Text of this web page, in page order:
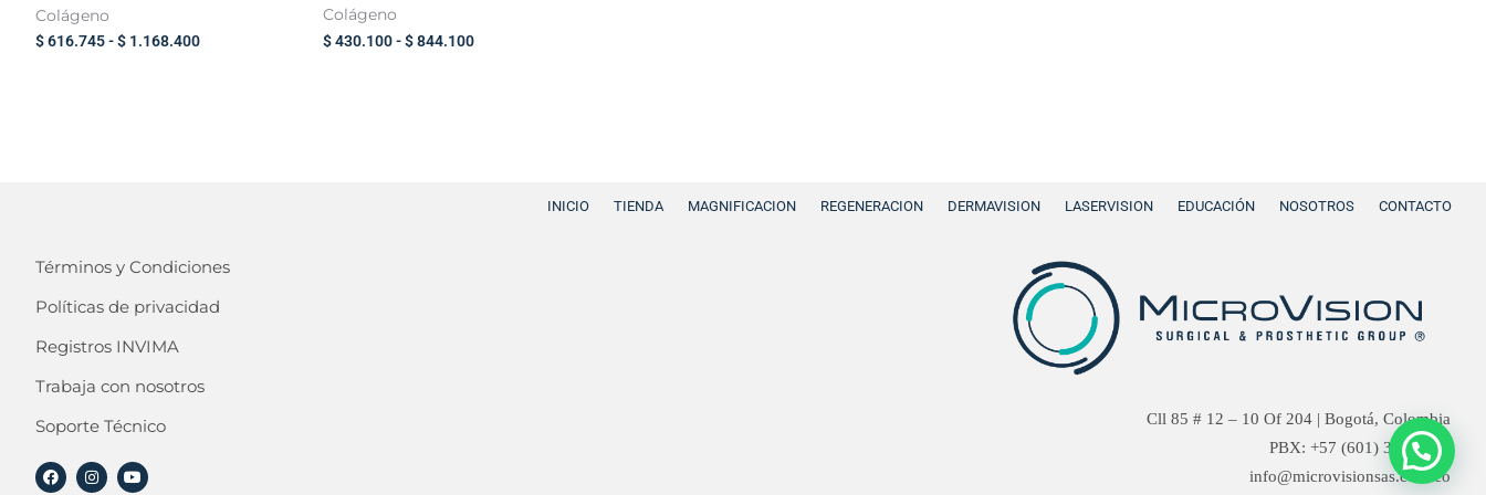
Colágeno
$616.745-$ 1.168.400
Colágeno
$430.100-$844.100
INICIO TIENDA MAGNIFICACION REGENERACION DERMAVISION LASERVISION EDUCACIÓN NOSOTROS CONTACTO
Términos y Condiciones
Políticas de privacidad
Registros INVIMA
Trabaja con nosotros
Soporte Técnico
F
a
I
n
Y
o
Cll 85 # 12 – 10 Of 204 | Bogotá, Colombia
PBX: +57 (601) 371-6447
info@microvisionsas.com.co
Hola